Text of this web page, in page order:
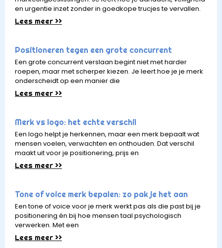
en urgentie inzet zonder in goedkope trucjes te vervallen.
Lees meer >>
Positioneren tegen een grote concurrent
Een grote concurrent verslaan begint niet met harder
roepen, maar met scherper kiezen. Je leert hoe je je merk
onderscheidt op een manier die
Lees meer >>
Merk vs logo: het echte verschil
Een logo helpt je herkennen, maar een merk bepaalt wat
mensen voelen, verwachten en onthouden. Dat verschil
maakt uit voor je positionering, prijs en
Lees meer >>
Tone of voice merk bepalen: zo pak je het aan
Een tone of voice voor je merk werkt pas als die past bij je
positionering én bij hoe mensen taal psychologisch
verwerken. Met een
Lees meer >>